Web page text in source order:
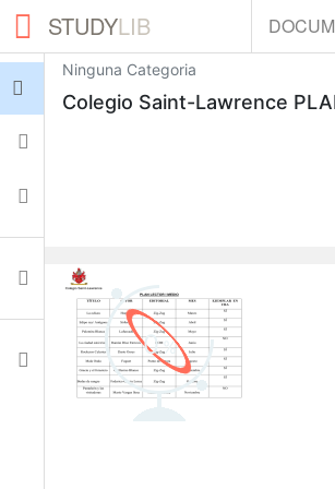
STUDYLIB
Documentos
Ajustes
Ninguna Categoria
Colegio Saint-Lawrence
0